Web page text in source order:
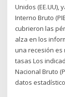
Unidos
Interno Bruto
cubrieron las
alza en los
una recesión es
tasas Los
Nacional Bruto
datos